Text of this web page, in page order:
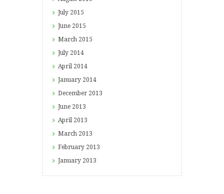
July 2015
June 2015
March 2015
July 2014
April 2014
January 2014
December 2013
June 2013
April 2013
March 2013
February 2013
January 2013